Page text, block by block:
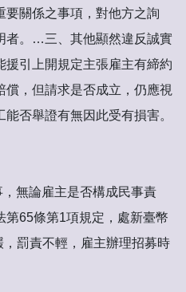
要關係之事項，對他方之詢
者。…三、其他顯然違反誠實
援引上開規定主張雇主有締約
償，但請求是否成立，仍應視
否舉證有無因此受有損害。
無論雇主是否構成民事責
第65條第1項規定，處新臺幣
罰責不輕，雇主辦理招募時